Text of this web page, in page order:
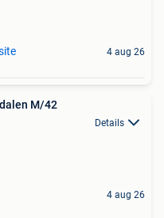
4 aug 26
M/42
Details
4 aug 26